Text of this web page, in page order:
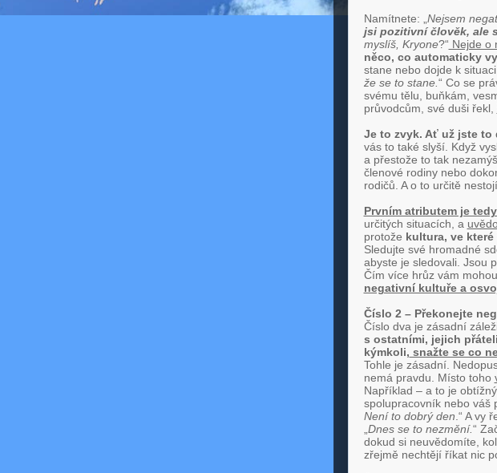
Namítnete: „ Nejsem
jsi pozitivní člověk, ale
myslíš, Kryone?“ Nejde o
něco, co automaticky
stane nebo dojde k
že se to stane. “ Co se
svému tělu, buňkám,
průvodcům, své duši řekl,
Je to zvyk. Ať už jste to
vás to také slyší. Když
a přestože to tak
členové rodiny nebo
rodičů. A o to určitě
Prvním atributem je
určitých situacích, a
protože kultura, ve
Sledujte své hromadné
abyste je sledovali. Jsou
Čím více hrůz vám
negativní kultuře a
Číslo 2 – Překonejte
Číslo dva je zásadní
s ostatními, jejich
kýmkoli, snažte se co
Tohle je zásadní.
nemá pravdu. Místo toho
Například – a to je obtížný
spolupracovník nebo váš
Není to dobrý den .“ A vy
Dnes se to nezmění.“
dokud si neuvědomíte,
zřejmě nechtějí říkat nic